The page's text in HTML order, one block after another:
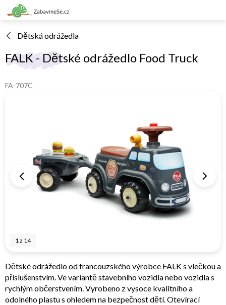
Přejít
na
Dětská odrážedla
FALK - Dětské odrážedlo Food Truck
FA-707C
1z 14
Dětské odrážedlo od francouzského výrobce FALK s vlečkou a
příslušenstvím. Ve variantě stavebního vozidla nebo vozidla s
rychlým občerstvením. Vyrobeno z vysoce kvalitního a
odolného plastu s ohledem na bezpečnost dětí. Otevírací